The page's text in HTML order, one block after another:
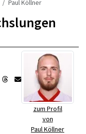
Paul Köllner
zum Profil
von
Paul Köllner